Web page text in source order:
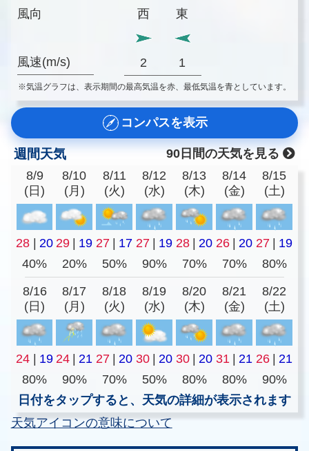
風向
風速(m/s)
西
東
2 1
※気温グラフは、表示期間の最高気温を赤、最低気温を青としています。
コンパスを表示
週間天気
90日間の天気を見る
8/9
(日)
8/10
(月)
8/11
(火)
8/12
(水)
8/13
(木)
8/14
(金)
8/15
(土)
28 | 20 29 | 19 27 | 17 27 | 19 28 | 20 26 | 20 27 | 19
40%
20% 50% 90% 70% 70% 80%
8/16
(日)
8/17
(月)
8/18
(火)
8/19
(水)
8/20
(木)
8/21
(金)
8/22
(土)
24 | 19 24 | 21 27 | 20 30 | 20 30 | 20 31 | 21 26 | 21
80%
90% 70% 50% 80% 80%
90%
日付をタップすると、天気の詳細が表示されます
天気アイコンの意味について